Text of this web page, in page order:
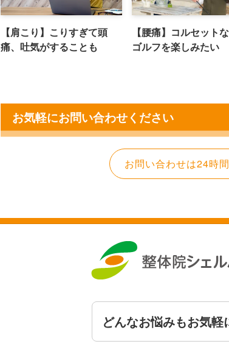
【肩こり】こりすぎて頭
痛、吐気がすることも
【腰痛】コルセット
ゴルフを楽しみたい
お気軽にお問い合わせください
お問い合わせは24時
どんなお悩みもお気